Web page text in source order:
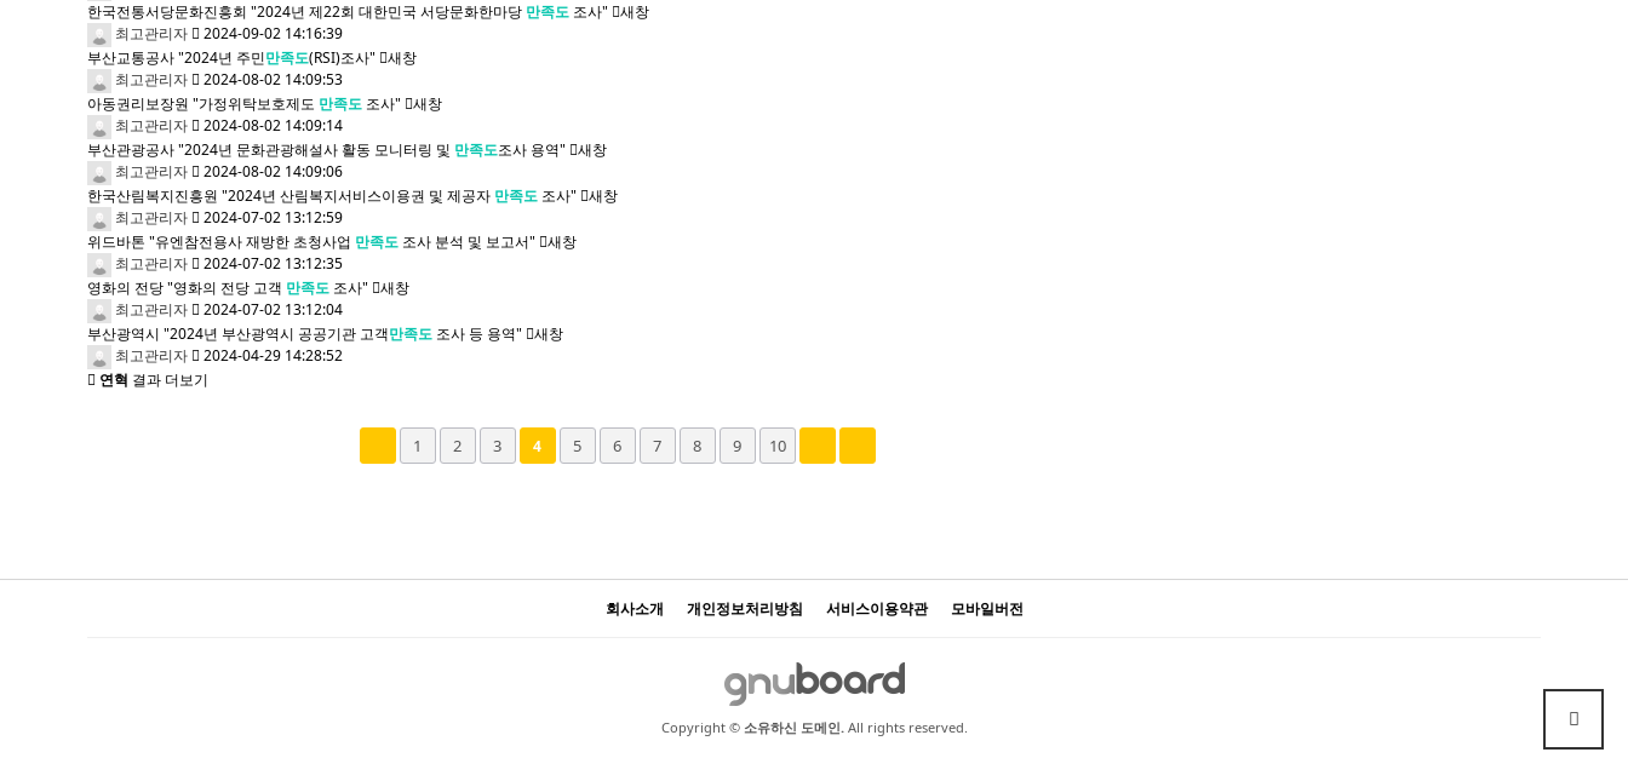
한국전통서당문화진흥회 "2024년 제22회 대한민국 서당문화한마당 만족도 조사"
새창
최고관리자
2024-09-02 14:16:39
부산교통공사 "2024년 주민만족도(RSI)조사"
새창
최고관리자
2024-08-02 14:09:53
아동권리보장원 "가정위탁보호제도 만족도 조사"
새창
최고관리자
2024-08-02 14:09:14
부산관광공사 "2024년 문화관광해설사 활동 모니터링 및 만족도조사 용역"
새창
최고관리자
2024-08-02 14:09:06
한국산림복지진흥원 "2024년 산림복지서비스이용권 및 제공자 만족도 조사"
새창
최고관리자
2024-07-02 13:12:59
위드바톤 "유엔참전용사 재방한 초청사업 만족도 조사 분석 및 보고서"
새창
최고관리자
2024-07-02 13:12:35
영화의 전당 "영화의 전당 고객 만족도 조사"
새창
최고관리자
2024-07-02 13:12:04
부산광역시 "2024년 부산광역시 공공기관 고객만족도 조사 등 용역"
새창
최고관리자
2024-04-29 14:28:52
연혁 결과 더보기
1 2 3 4 5 6 7 8 9 10
회사소개 개인정보처리방침 서비스이용약관 모바일버전
Copyright © 소유하신 도메인.All rights reserved.